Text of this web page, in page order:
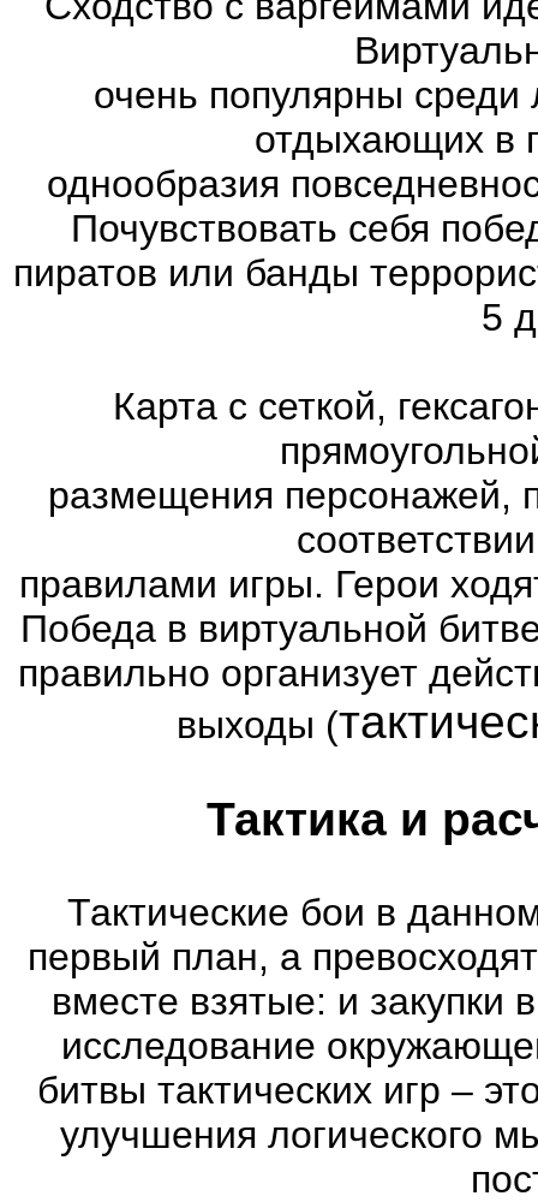
очень популярны
отдыхающих в
однообразия
Почувствовать себя
пиратов или банды
5
Карта с сеткой,
размещения персонажей,
правилами игры. Герои
Победа в виртуальной
правильно организует
выходы (
Тактика и
Тактические бои в
первый план, а
вместе взятые: и закупки
исследование
битвы тактических игр –
улучшения логического